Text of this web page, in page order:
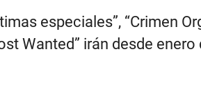
especiales”, “Crimen
Wanted” irán desde